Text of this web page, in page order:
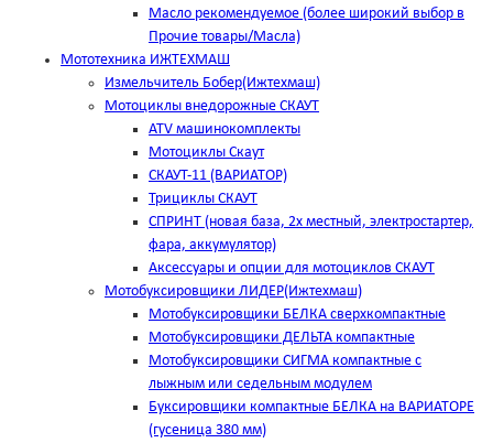
Масло рекомендуемое (более широкий выбор в
Прочие товары/Масла)
Мототехника ИЖТЕХМАШ
Измельчитель Бобер(Ижтехмаш)
Мотоциклы внедорожные СКАУТ
ATV машинокомплекты
Мотоциклы Скаут
СКАУТ-11 (ВАРИАТОР)
Трициклы СКАУТ
СПРИНТ (новая база, 2х местный, электростартер,
фара, аккумулятор)
Аксессуары и опции для мотоциклов СКАУТ
Мотобуксировщики ЛИДЕР(Ижтехмаш)
Мотобуксировщики БЕЛКА сверхкомпактные
Мотобуксировщики ДЕЛЬТА компактные
Мотобуксировщики СИГМА компактные с
лыжным или седельным модулем
Буксировщики компактные БЕЛКА на ВАРИАТОРЕ
(гусеница 380 мм)